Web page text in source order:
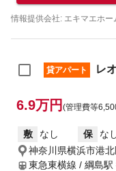
情報提供会社: エキマエホ
貸アパート レ
6.9万円 (管理費等
敷 なし 保 な
神奈川県横浜市港
東急東横線 / 綱島駅